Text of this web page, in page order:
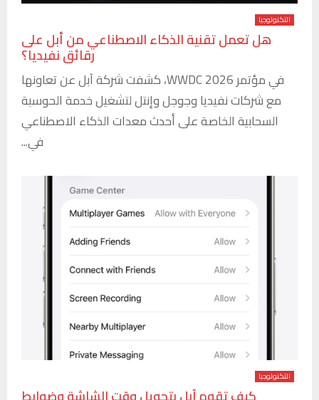
التكنولوجيا
هل تعمل تقنية الذكاء الاصطناعي من أبل على
رقائق نفيديا؟
في مؤتمر WWDC 2026، كشفت شركة آبل عن تعاونها
مع شركات نفيديا وجوجل وإنتل لتشغيل خدمة الحوسبة
السحابية الخاصة على أحدث معدات الذكاء الاصطناعي
في...
التكنولوجيا